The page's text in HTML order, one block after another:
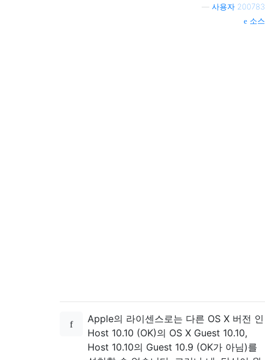
사용자 200783
소스
Apple의 라이센스로는 다른 OS X 버전 인
Host 10.10 (OK)의 OS X Guest 10.10,
Host 10.10의 Guest 10.9 (OK가 아님)를